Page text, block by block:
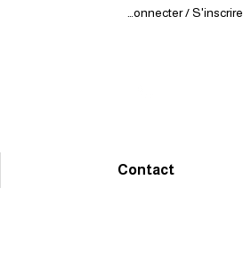
Se connecter / S'inscrire
Contact